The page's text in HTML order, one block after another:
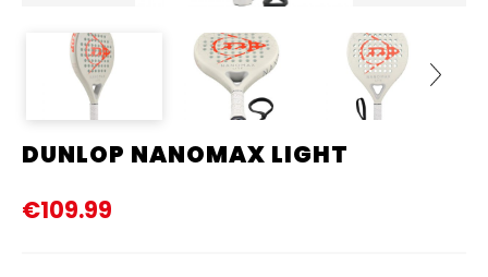
DUNLOP NANOMAX LIGHT
€109.99